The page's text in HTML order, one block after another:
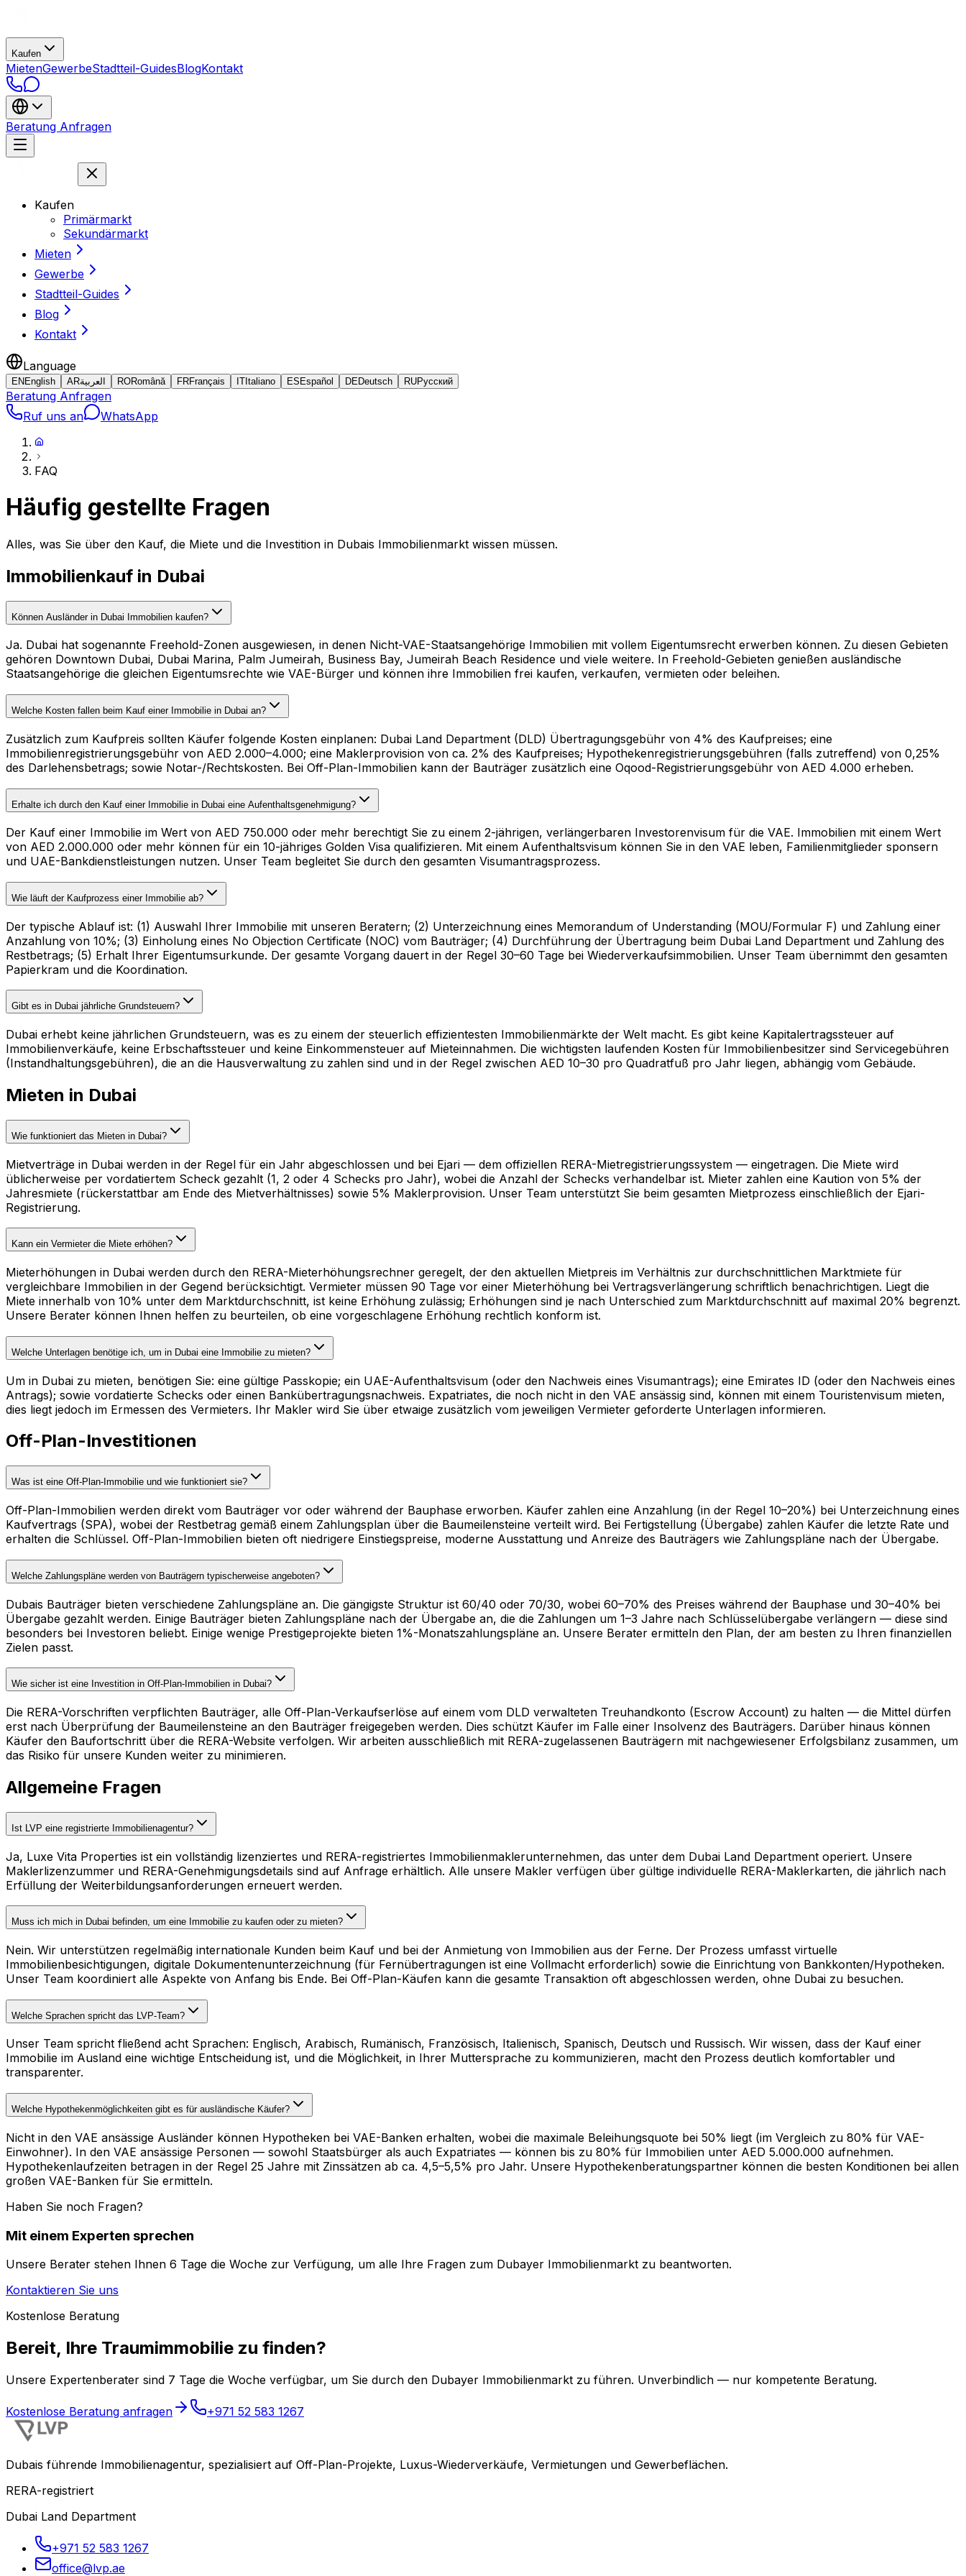
Kaufen
MietenGewerbeStadtteil-GuidesBlogKontakt
Beratung Anfragen
Kaufen
Primärmarkt
Sekundärmarkt
Mieten
Gewerbe
Stadtteil-Guides
Blog
Kontakt
Language
EN English ARالعربية RORomână FRFrançais IT Italiano ES Español DEDeutsch RUРусский
Beratung Anfragen
Ruf uns an
WhatsApp
FAQ
Häufig gestellte Fragen
Alles, was Sie über den Kauf, die Miete und die Investition in Dubais Immobilienmarkt wissen müssen.
Immobilienkauf in Dubai
Können Ausländer in Dubai Immobilien kaufen?
Ja. Dubai hat sogenannte Freehold-Zonen ausgewiesen, in denen Nicht-VAE-Staatsangehörige Immobilien mit vollem Eigentumsrecht erwerben können. Zu diesen Gebieten
gehören Downtown Dubai, Dubai Marina, Palm Jumeirah, Business Bay, Jumeirah Beach Residence und viele weitere. In Freehold-Gebieten genießen ausländische
Staatsangehörige die gleichen Eigentumsrechte wie VAE-Bürger und können ihre Immobilien frei kaufen, verkaufen, vermieten oder beleihen.
Welche Kosten fallen beim Kauf einer Immobilie in Dubai an?
Zusätzlich zum Kaufpreis sollten Käufer folgende Kosten einplanen: Dubai Land Department (DLD) Übertragungsgebühr von 4% des Kaufpreises; eine
Immobilienregistrierungsgebühr von AED 2.000–4.000; eine Maklerprovision von ca. 2% des Kaufpreises; Hypothekenregistrierungsgebühren (falls zutreffend) von 0,25%
des Darlehensbetrags; sowie Notar-/Rechtskosten. Bei Off-Plan-Immobilien kann der Bauträger zusätzlich eine Oqood-Registrierungsgebühr von AED 4.000 erheben.
Erhalte ich durch den Kauf einer Immobilie in Dubai eine Aufenthaltsgenehmigung?
Der Kauf einer Immobilie im Wert von AED 750.000 oder mehr berechtigt Sie zu einem 2-jährigen, verlängerbaren Investorenvisum für die VAE. Immobilien mit einem Wert
von AED 2.000.000 oder mehr können für ein 10-jähriges Golden Visa qualifizieren. Mit einem Aufenthaltsvisum können Sie in den VAE leben, Familienmitglieder sponsern
und UAE-Bankdienstleistungen nutzen. Unser Team begleitet Sie durch den gesamten Visumantragsprozess.
Wie läuft der Kaufprozess einer Immobilie ab?
Der typische Ablauf ist: (1) Auswahl Ihrer Immobilie mit unseren Beratern; (2) Unterzeichnung eines Memorandum of Understanding (MOU/Formular F) und Zahlung einer
Anzahlung von 10%; (3) Einholung eines No Objection Certificate (NOC) vom Bauträger; (4) Durchführung der Übertragung beim Dubai Land Department und Zahlung des
Restbetrags; (5) Erhalt Ihrer Eigentumsurkunde. Der gesamte Vorgang dauert in der Regel 30–60 Tage bei Wiederverkaufsimmobilien. Unser Team übernimmt den gesamten
Papierkram und die Koordination.
Gibt es in Dubai jährliche Grundsteuern?
Dubai erhebt keine jährlichen Grundsteuern, was es zu einem der steuerlich effizientesten Immobilienmärkte der Welt macht. Es gibt keine Kapitalertragssteuer auf
Immobilienverkäufe, keine Erbschaftssteuer und keine Einkommensteuer auf Mieteinnahmen. Die wichtigsten laufenden Kosten für Immobilienbesitzer sind Servicegebühren
(Instandhaltungsgebühren), die an die Hausverwaltung zu zahlen sind und in der Regel zwischen AED 10–30 pro Quadratfuß pro Jahr liegen, abhängig vom Gebäude.
Mieten in Dubai
Wie funktioniert das Mieten in Dubai?
Mietverträge in Dubai werden in der Regel für ein Jahr abgeschlossen und bei Ejari — dem offiziellen RERA-Mietregistrierungssystem — eingetragen. Die Miete wird
üblicherweise per vordatiertem Scheck gezahlt (1, 2 oder 4 Schecks pro Jahr), wobei die Anzahl der Schecks verhandelbar ist. Mieter zahlen eine Kaution von 5% der
Jahresmiete (rückerstattbar am Ende des Mietverhältnisses) sowie 5% Maklerprovision. Unser Team unterstützt Sie beim gesamten Mietprozess einschließlich der Ejari-
Registrierung.
Kann ein Vermieter die Miete erhöhen?
Mieterhöhungen in Dubai werden durch den RERA-Mieterhöhungsrechner geregelt, der den aktuellen Mietpreis im Verhältnis zur durchschnittlichen Marktmiete für
vergleichbare Immobilien in der Gegend berücksichtigt. Vermieter müssen 90 Tage vor einer Mieterhöhung bei Vertragsverlängerung schriftlich benachrichtigen. Liegt die
Miete innerhalb von 10% unter dem Marktdurchschnitt, ist keine Erhöhung zulässig; Erhöhungen sind je nach Unterschied zum Marktdurchschnitt auf maximal 20% begrenzt.
Unsere Berater können Ihnen helfen zu beurteilen, ob eine vorgeschlagene Erhöhung rechtlich konform ist.
Welche Unterlagen benötige ich, um in Dubai eine Immobilie zu mieten?
Um in Dubai zu mieten, benötigen Sie: eine gültige Passkopie; ein UAE-Aufenthaltsvisum (oder den Nachweis eines Visumantrags); eine Emirates ID (oder den Nachweis eines
Antrags); sowie vordatierte Schecks oder einen Bankübertragungsnachweis. Expatriates, die noch nicht in den VAE ansässig sind, können mit einem Touristenvisum mieten,
dies liegt jedoch im Ermessen des Vermieters. Ihr Makler wird Sie über etwaige zusätzlich vom jeweiligen Vermieter geforderte Unterlagen informieren.
Off-Plan-Investitionen
Was ist eine Off-Plan-Immobilie und wie funktioniert sie?
Off-Plan-Immobilien werden direkt vom Bauträger vor oder während der Bauphase erworben. Käufer zahlen eine Anzahlung (in der Regel 10–20%) bei Unterzeichnung eines
Kaufvertrags (SPA), wobei der Restbetrag gemäß einem Zahlungsplan über die Baumeilensteine verteilt wird. Bei Fertigstellung (Übergabe) zahlen Käufer die letzte Rate und
erhalten die Schlüssel. Off-Plan-Immobilien bieten oft niedrigere Einstiegspreise, moderne Ausstattung und Anreize des Bauträgers wie Zahlungspläne nach der Übergabe.
Welche Zahlungspläne werden von Bauträgern typischerweise angeboten?
Dubais Bauträger bieten verschiedene Zahlungspläne an. Die gängigste Struktur ist 60/40 oder 70/30, wobei 60–70% des Preises während der Bauphase und 30–40% bei
Übergabe gezahlt werden. Einige Bauträger bieten Zahlungspläne nach der Übergabe an, die die Zahlungen um 1–3 Jahre nach Schlüsselübergabe verlängern — diese sind
besonders bei Investoren beliebt. Einige wenige Prestigeprojekte bieten 1%-Monatszahlungspläne an. Unsere Berater ermitteln den Plan, der am besten zu Ihren finanziellen
Zielen passt.
Wie sicher ist eine Investition in Off-Plan-Immobilien in Dubai?
Die RERA-Vorschriften verpflichten Bauträger, alle Off-Plan-Verkaufserlöse auf einem vom DLD verwalteten Treuhandkonto (Escrow Account) zu halten — die Mittel dürfen
erst nach Überprüfung der Baumeilensteine an den Bauträger freigegeben werden. Dies schützt Käufer im Falle einer Insolvenz des Bauträgers. Darüber hinaus können
Käufer den Baufortschritt über die RERA-Website verfolgen. Wir arbeiten ausschließlich mit RERA-zugelassenen Bauträgern mit nachgewiesener Erfolgsbilanz zusammen, um
das Risiko für unsere Kunden weiter zu minimieren.
Allgemeine Fragen
Ist LVP eine registrierte Immobilienagentur?
Ja, Luxe Vita Properties ist ein vollständig lizenziertes und RERA-registriertes Immobilienmaklerunternehmen, das unter dem Dubai Land Department operiert. Unsere
Maklerlizenzummer und RERA-Genehmigungsdetails sind auf Anfrage erhältlich. Alle unsere Makler verfügen über gültige individuelle RERA-Maklerkarten, die jährlich nach
Erfüllung der Weiterbildungsanforderungen erneuert werden.
Muss ich mich in Dubai befinden, um eine Immobilie zu kaufen oder zu mieten?
Nein. Wir unterstützen regelmäßig internationale Kunden beim Kauf und bei der Anmietung von Immobilien aus der Ferne. Der Prozess umfasst virtuelle
Immobilienbesichtigungen, digitale Dokumentenunterzeichnung (für Fernübertragungen ist eine Vollmacht erforderlich) sowie die Einrichtung von Bankkonten/Hypotheken.
Unser Team koordiniert alle Aspekte von Anfang bis Ende. Bei Off-Plan-Käufen kann die gesamte Transaktion oft abgeschlossen werden, ohne Dubai zu besuchen.
Welche Sprachen spricht das LVP-Team?
Unser Team spricht fließend acht Sprachen: Englisch, Arabisch, Rumänisch, Französisch, Italienisch, Spanisch, Deutsch und Russisch. Wir wissen, dass der Kauf einer
Immobilie im Ausland eine wichtige Entscheidung ist, und die Möglichkeit, in Ihrer Muttersprache zu kommunizieren, macht den Prozess deutlich komfortabler und
transparenter.
Welche Hypothekenmöglichkeiten gibt es für ausländische Käufer?
Nicht in den VAE ansässige Ausländer können Hypotheken bei VAE-Banken erhalten, wobei die maximale Beleihungsquote bei 50% liegt (im Vergleich zu 80% für VAE-
Einwohner). In den VAE ansässige Personen — sowohl Staatsbürger als auch Expatriates — können bis zu 80% für Immobilien unter AED 5.000.000 aufnehmen.
Hypothekenlaufzeiten betragen in der Regel 25 Jahre mit Zinssätzen ab ca. 4,5–5,5% pro Jahr. Unsere Hypothekenberatungspartner können die besten Konditionen bei allen
großen VAE-Banken für Sie ermitteln.
Haben Sie noch Fragen?
Mit einem Experten sprechen
Unsere Berater stehen Ihnen 6 Tage die Woche zur Verfügung, um alle Ihre Fragen zum Dubayer Immobilienmarkt zu beantworten.
Kontaktieren Sie uns
Kostenlose Beratung
Bereit, Ihre Traumimmobilie zu finden?
Unsere Expertenberater sind 7 Tage die Woche verfügbar, um Sie durch den Dubayer Immobilienmarkt zu führen. Unverbindlich — nur kompetente Beratung.
Kostenlose Beratung anfragen +971 52 583 1267
Dubais führende Immobilienagentur, spezialisiert auf Off-Plan-Projekte, Luxus-Wiederverkäufe, Vermietungen und Gewerbeflächen.
RERA-registriert
Dubai Land Department
+971 52 583 1267
office@lvp.ae